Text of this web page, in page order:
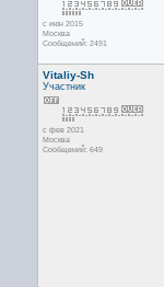
с июн 2015
Москва
Сообщений: 2491
Vitaliy-Sh
Участник
с фев 2021
Москва
Сообщений: 649